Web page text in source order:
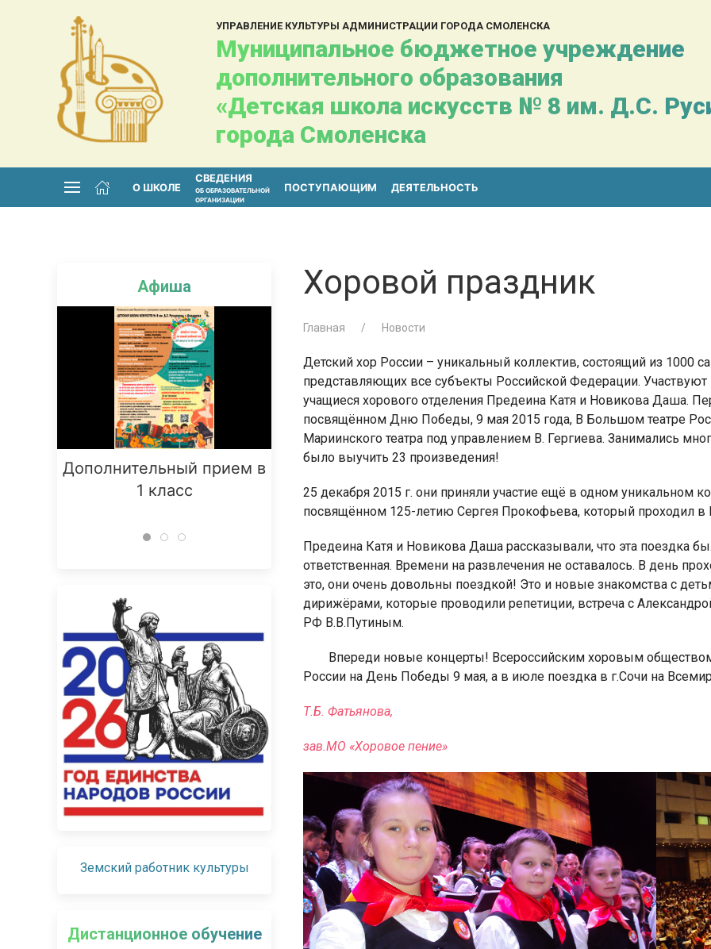
УПРАВЛЕНИЕ КУЛЬТУРЫ АДМИНИСТРАЦИИ ГОРОДА СМОЛЕНСКА
Муниципальное бюджетное учреждение
дополнительного образования
«Детская школа искусств № 8 им. Д.С.
города Смоленска
О ШКОЛЕ
СВЕДЕНИЯ
ОБ ОБРАЗОВАТЕЛЬНОЙ
ОРГАНИЗАЦИИ
ПОСТУПАЮЩИМ ДЕЯТЕЛЬНОСТЬ
Афиша
Дополнительный прием в
1 класс
Занятия для детей 4-6 лет
творческая
Земский работник культуры
Дистанционное обучение
Хоровой праздник
Главная Новости
Детский хор России – уникальный коллектив, состоящий из 1000
представляющих все субъекты Российской Федерации.
учащиеся хорового отделения Предеина Катя и Новикова Даша.
посвящённом Дню Победы, 9 мая 2015 года, В Большом театре
Мариинского театра под управлением В. Гергиева. Занимались
было выучить 23 произведения!
25 декабря 2015 г. они приняли участие ещё в одном уникальном
посвящённом 125-летию Сергея Прокофьева, который проходил
Предеина Катя и Новикова Даша рассказывали, что эта поездка
ответственная. Времени на развлечения не оставалось. В день
это, они очень довольны поездкой! Это и новые знакомства с
дирижёрами, которые проводили репетиции, встреча с
РФ В.В.Путиным.
Впереди новые концерты! Всероссийским хоровым обществом
России на День Победы 9 мая, а в июле поездка в г.Сочи на
Т.Б. Фатьянова,
зав.МО «Хоровое пение»